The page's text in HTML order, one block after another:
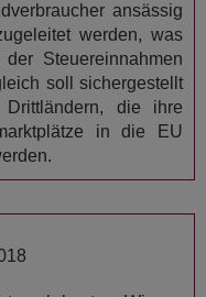
ansässig
werden, was
Steuereinnahmen
soll sichergestellt
die ihre
in die EU